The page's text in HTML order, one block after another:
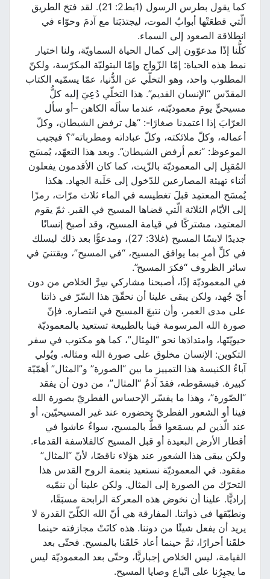
كما يقول بطرس الرسول (1بط2: 21). لقد فتحَ الطريق
الّتي قطعَتْها أبوابُ الموت، ليجتذبَنا مع آدمَ وحوّاء في
انطلاقة الصعود إلى السماء.
كلُّنا إذًا مدعوّون إلى كمال الحياة السماويّة، ولنا اختيار
نمط هذه الحياة: إمّا الزّواج وإمّا البتوليّة المكرّسة، ولكنّ
المطلوب واحد، وهو التخلّي عن الدُّنيا، عمّا يسمّيه الكتاب
المقدّس “الإنسان القديم”. هذا التخلّي دُعِيَ إليه كلُّ
مسيحيٍّ يومَ معموديّته، عندما سألَه الكاهن –أو سأل
العرّابَ إذا اعتمدنا صغارًا-: “هل ترفض الشيطان، وكلّ
أعماله، وكلّ ملائكته، وكلّ عباداته ومطرباته”؟ فيجيب
الموعوظ: “نعم أرفض الشيطان”. وبعد هذا التعهّد، يُمسَح
المُقبِل إلى المعموديّة بالزّيت، كما كان الأقدمون يفعلون
أثناء تهيئة المصارعين للدّخول إلى حَلَبة الجهاد. هكذا
يُمسَح المعتمِد قبلَ تغطيسه في الماء ثلاث مرّات، رمزًا
إلى الأيّام الثلاثة الّتي قضاها المسيح في القبر. ثمّ يقوم
المعتمِد، مشتركًا في قيامة المسيح، وقد أصبحَ إنسانًا
جديدًا لابسًا المسيح (غلا3: 27)، ومدعوًّا بعد ذلك ليسلك
في كلِّ أمرٍ بما يوافق المسيح، “في المسيح”، ويقتنيَ في
سائر الظروف “فكرَ المسيح”.
في المعموديّة إذًا، أصبحنا مشاركي سِرَّ الخلاص من دون
أيّ جُهد، ولكن يبقى علينا أن نحقّقَ هذا السّرّ في ذاتنا
على مدى العمر، وأن نتبعَ المسيح في انتصاره. فإنّ
صورة الله المرسومة فينا بالطبيعة تستعيد بالمعموديّة
حيويّتَها، وامتدادَها نحو “المِثال”، كما هو مكتوب في سفر
التكوين: الإنسان مخلوق على صورة الله ومثاله. ويُولي
آباءُ الكنيسة هذا التمييز ما بين “الصورة” و”المثال” أهمّيّة
كبيرة. فبسقوطه، فقدَ آدمُ “المثال”، من دون أن يفقد
“الصّورة”، وهذا ما يفسّر الإحساس الفطريّ بصورة الله
فينا أو الشعور الفطريّ بحضوره عند غير المسيحيّين، أو
عند الّذين لم يسمَعوا قطُّ بالمسيح، سواءٌ عاشوا في
أقطار الأرض البعيدة أو قبل المسيح كالفلاسفة القدماء.
ولكن يبقى هذا الشعور عند هؤلاء ناقصًا، لأنّ “المثال”
مفقود. في المعموديّة نستعيد بنعمة الروح القدس هذا
التحرّك من الصورة إلى المثال. ولكن علينا أن ننمّيه
إراديًّا. علينا أن نخوض هذه المعركة الرابحة مسبَقًا،
ونطبّقها في ذواتنا. المفارقة هي أنّ الله الكلّيّ القدرة لا
يريد أن يفعل شيئًا من دوننا. هذه كانَتْ مجازفته حينما
خلقَنا أحرارًا، ثمَّ حينما أعاد خَلقَنا بالمسيح. فحتّى بعد
القيامة، ليس الخلاص إجباريًّا، وحتّى بعد المعموديّة ليس
ما يجبِرُنا على اتّباع وصايا المسيح.